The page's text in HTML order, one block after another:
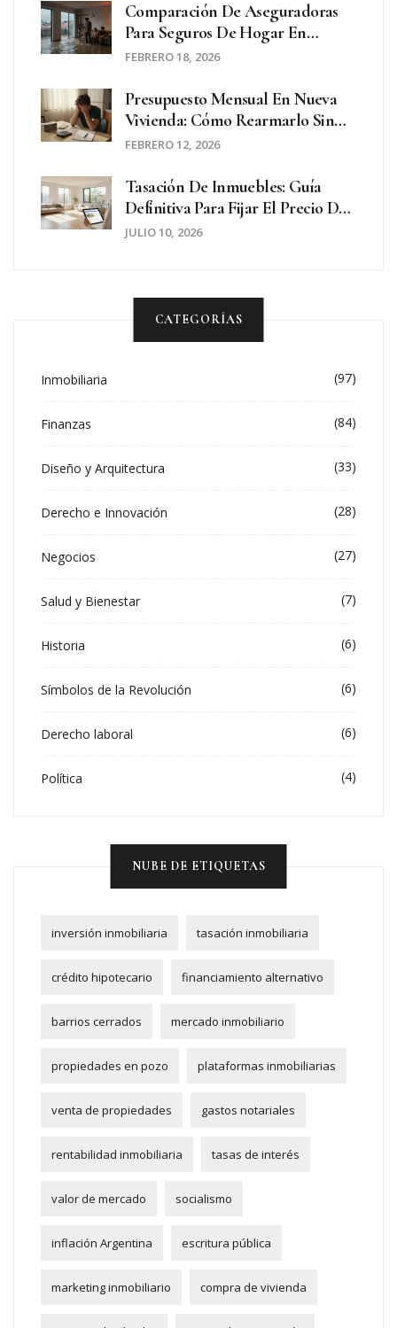
Comparación De Aseguradoras
Para Seguros De Hogar En
Argentina 2026
FEBRERO 18, 2026
Presupuesto Mensual En Nueva
Vivienda: Cómo Rearmarlo Sin
Perder El Control
FEBRERO 12, 2026
Tasación De Inmuebles: Guía
Definitiva Para Fijar El Precio De
Venta Correcto En 2026
JULIO 10, 2026
CATEGORÍAS
Inmobiliaria (97)
Finanzas (84)
Diseño y Arquitectura (33)
Derecho e Innovación (28)
Negocios (27)
Salud y Bienestar (7)
Historia (6)
Símbolos de la Revolución (6)
Derecho laboral (6)
Política (4)
NUBE DE ETIQUETAS
inversión inmobiliaria tasación inmobiliaria
crédito hipotecario financiamiento alternativo
barrios cerrados mercado inmobiliario
propiedades en pozo plataformas inmobiliarias
venta de propiedades gastos notariales
rentabilidad inmobiliaria tasas de interés
valor de mercado socialismo
inflación Argentina escritura pública
marketing inmobiliario compra de vivienda